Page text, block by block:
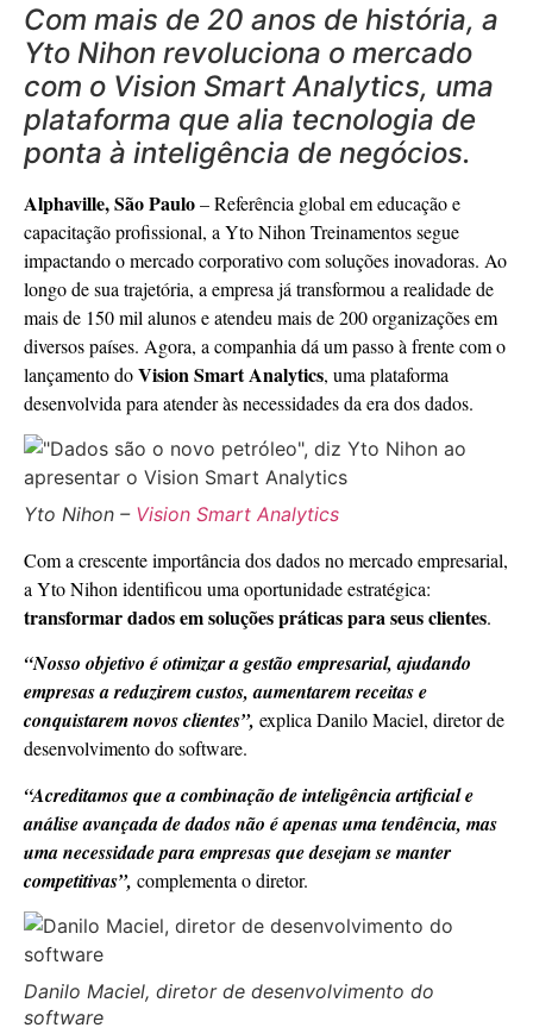
Com mais de 20 anos de história, a
Yto Nihon revoluciona o mercado
com o Vision Smart Analytics, uma
plataforma que alia tecnologia de
ponta à inteligência de negócios.
Alphaville, São Paulo– Referência global em educação e
capacitação profissional, a Yto Nihon Treinamentos segue
impactando o mercado corporativo com soluções inovadoras. Ao
longo de sua trajetória, a empresa já transformou a realidade de
mais de 150 mil alunos e atendeu mais de 200 organizações em
diversos países. Agora, a companhia dá um passo à frente com o
lançamento doVision Smart Analytics, uma plataforma
desenvolvida para atender às necessidades da era dos dados.
Yto Nihon – Vision Smart Analytics
Com a crescente importância dos dados no mercado empresarial,
a Yto Nihon identificou uma oportunidade estratégica:
transformar dados em soluções práticas para seus clientes.
“Nosso objetivo é otimizar a gestão empresarial, ajudando
empresas a reduzirem custos, aumentarem receitas e
conquistarem novos clientes”, explica Danilo Maciel, diretor de
desenvolvimento do software.
“Acreditamos que a combinação de inteligência artificial e
análise avançada de dados não é apenas uma tendência, mas
uma necessidade para empresas que desejam se manter
competitivas”, complementa o diretor.
Danilo Maciel, diretor de desenvolvimento do
software